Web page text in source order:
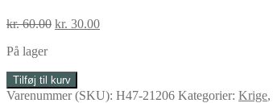
kr.60.00 Den
kr. 60.00.
kr. 30.00Den
På lager
Glemt
af
Tilføj til kurv
Varenummer (SKU): H47-21206 Kategorier: Krige,